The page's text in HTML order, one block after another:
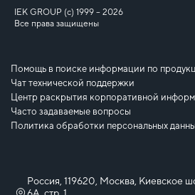
IEK GROUP (c) 1999 – 2026
Все права защищены
Помощь в поиске информации по
Чат технической поддержки
Центр раскрытия корпоративной
Часто задаваемые вопросы
Политика обработки персональных
Россия, 119620, Москва, Киевское